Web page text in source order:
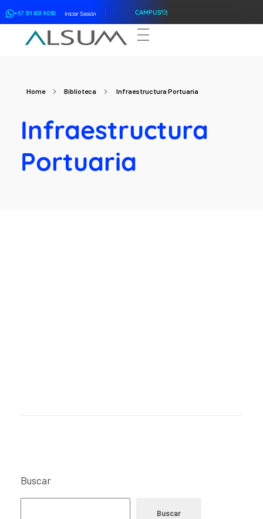
+57 311 801 9030 Iniciar Sesión CAMPUS
Home Biblioteca Infraestructura Portuaria
Infraestructura
Portuaria
Buscar
Buscar